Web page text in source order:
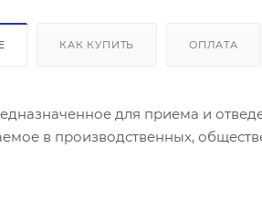
КАК КУПИТЬ ОПЛАТА
для приема и
в производственных,